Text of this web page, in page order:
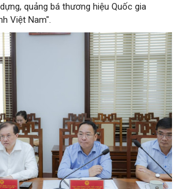
quảng bá thương hiệu Quốc gia
Việt Nam".